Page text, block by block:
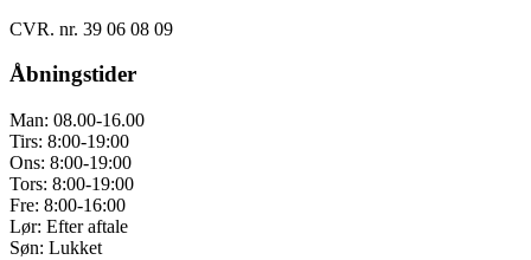
CVR. nr. 39 06 08 09
Åbningstider
Man: 08.00-16.00
Tirs: 8:00-19:00
Ons: 8:00-19:00
Tors: 8:00-19:00
Fre: 8:00-16:00
Lør: Efter aftale
Søn: Lukket